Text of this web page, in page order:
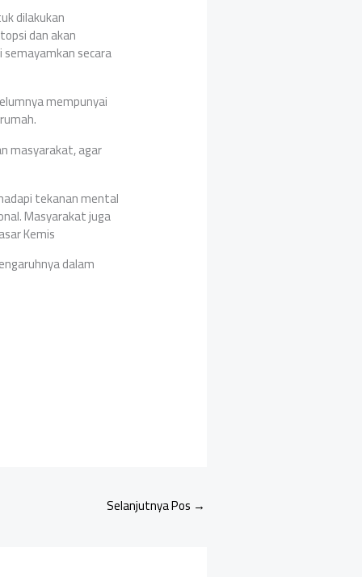
dilakukan
dan akan
secara
mempunyai
masyarakat, agar
tekanan mental
Masyarakat juga
Kemis
dalam
Selanjutnya Pos →